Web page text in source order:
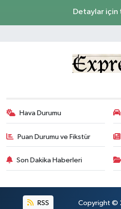
Detaylar için
Hava Durumu
Puan Durumu ve Fikstür
Son Dakika Haberleri
RSS Copyright ©